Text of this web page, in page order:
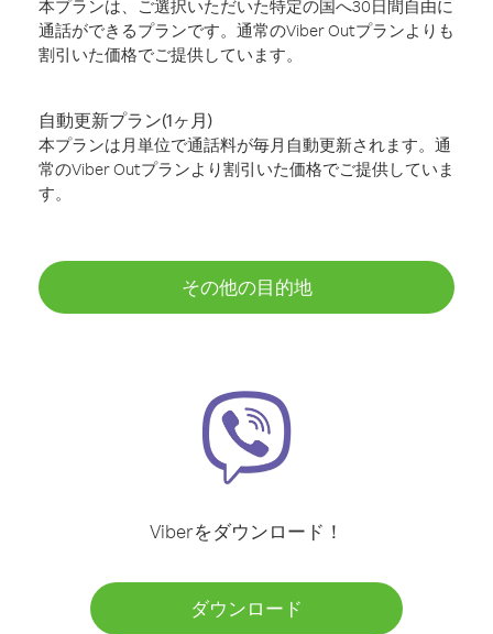
本プランは、ご選択いただいた特定の国へ30日間自由に
通話ができるプランです。通常のViber Outプランよりも
割引いた価格でご提供しています。
自動更新プラン(1ヶ月)
本プランは月単位で通話料が毎月自動更新されます。通
常のViber Outプランより割引いた価格でご提供していま
す。
その他の目的地
Viberをダウンロード！
ダウンロード